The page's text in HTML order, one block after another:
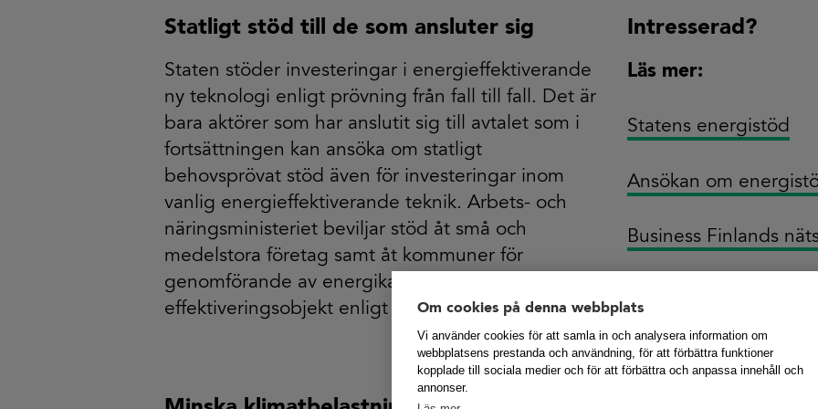
Statligt stöd till de som ansluter sig
Staten stöder investeringar i energieffektiverande
ny teknologi enligt prövning från fall till fall. Det är
bara aktörer som har anslutit sig till avtalet som i
fortsättningen kan ansöka om statligt
behovsprövat stöd även för investeringar inom
vanlig energieffektiverande teknik. Arbets- och
näringsministeriet beviljar stöd åt små och
medelstora företag samt åt kommuner för
genomförande av energikartläggning av
effektiveringsobjekt enligt Motiva-modellen.
Intresserad?
Läs mer:
Statens energistöd
Ansökan om
Business Finlands
Om cookies på denna webbplats
Vi använder cookies för att samla in och analysera information om
webbplatsens prestanda och användning, för att förbättra funktioner
kopplade till sociala medier och för att förbättra och anpassa innehåll och
annonser.